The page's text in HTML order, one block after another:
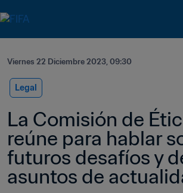
Viernes 22 Diciembre 2023, 09:30
Legal
La Comisión de
reúne para hablar
futuros desafíos y
asuntos de